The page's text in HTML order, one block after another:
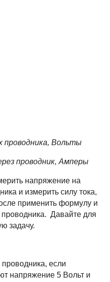
проводника, Вольты
проводник, Амперы
напряжение на
и измерить силу тока,
применить формулу и
проводника. Давайте для
задачу.
проводника, если
напряжение 5 Вольт и